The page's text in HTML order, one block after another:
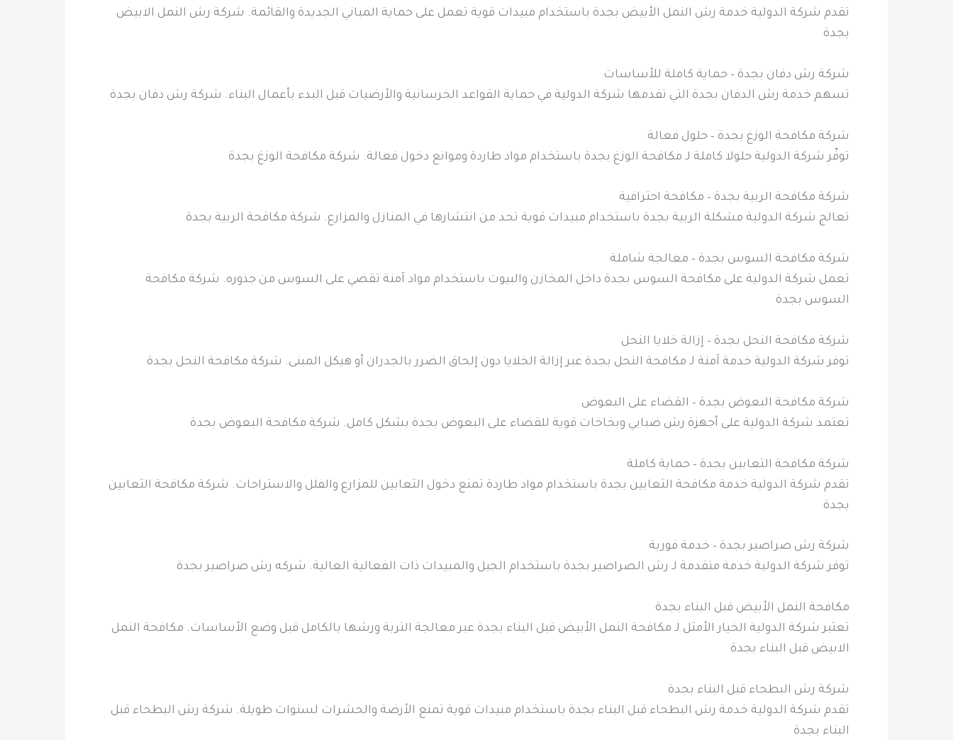
تقدم شركة الدولية خدمة رش النمل الأبيض بجدة باستخدام مبيدات قوية تعمل على حماية المباني الجديدة والقائمة. شركة رش النمل الابيض
بجدة
شركة رش دفان بجدة – حماية كاملة للأساسات
تسهم خدمة رش الدفان بجدة التي تقدمها شركة الدولية في حماية القواعد الخرسانية والأرضيات قبل البدء بأعمال البناء. شركة رش دفان بجدة
شركة مكافحة الوزغ بجدة – حلول فعالة
توفّر شركة الدولية حلولا كاملة لـ مكافحة الوزغ بجدة باستخدام مواد طاردة وموانع دخول فعالة. شركة مكافحة الوزغ بجدة
شركة مكافحة الربية بجدة – مكافحة احترافية
تعالج شركة الدولية مشكلة الربية بجدة باستخدام مبيدات قوية تحد من انتشارها في المنازل والمزارع. شركة مكافحة الربية بجدة
شركة مكافحة السوس بجدة – معالجة شاملة
تعمل شركة الدولية على مكافحة السوس بجدة داخل المخازن والبيوت باستخدام مواد آمنة تقضي على السوس من جذوره. شركة مكافحة
السوس بجدة
شركة مكافحة النحل بجدة – إزالة خلايا النحل
توفر شركة الدولية خدمة آمنة لـ مكافحة النحل بجدة عبر إزالة الخلايا دون إلحاق الضرر بالجدران أو هيكل المبنى. شركة مكافحة النحل بجدة
شركة مكافحة البعوض بجدة – القضاء على البعوض
تعتمد شركة الدولية على أجهزة رش ضبابي وبخاخات قوية للقضاء على البعوض بجدة بشكل كامل. شركة مكافحة البعوض بجدة
شركة مكافحة الثعابين بجدة – حماية كاملة
تقدم شركة الدولية خدمة مكافحة الثعابين بجدة باستخدام مواد طاردة تمنع دخول الثعابين للمزارع والفلل والاستراحات. شركة مكافحة الثعابين
بجدة
شركة رش صراصير بجدة – خدمة فورية
توفر شركة الدولية خدمة متقدمة لـ رش الصراصير بجدة باستخدام الجيل والمبيدات ذات الفعالية العالية. شركه رش صراصير بجدة
مكافحة النمل الأبيض قبل البناء بجدة
تعتبر شركة الدولية الخيار الأمثل لـ مكافحة النمل الأبيض قبل البناء بجدة عبر معالجة التربة ورشها بالكامل قبل وضع الأساسات. مكافحة النمل
الابيض قبل البناء بجدة
شركة رش البطحاء قبل البناء بجدة
تقدم شركة الدولية خدمة رش البطحاء قبل البناء بجدة باستخدام مبيدات قوية تمنع الأرضة والحشرات لسنوات طويلة. شركة رش البطحاء قبل
البناء بجدة